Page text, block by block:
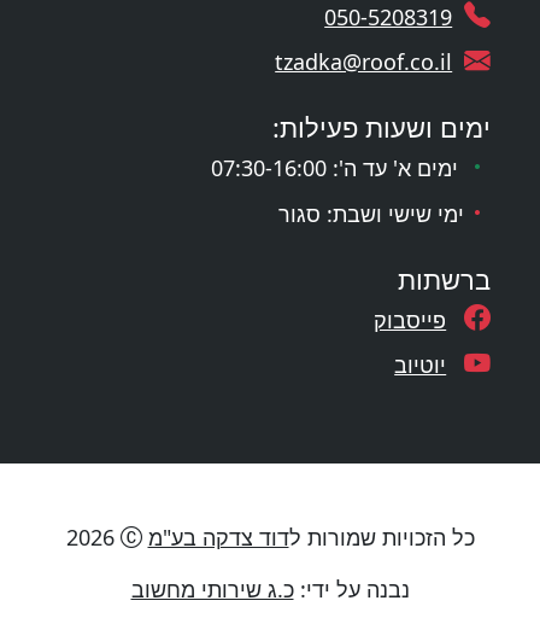
050-5208319
tzadka@roof.co.il
ימים ושעות פעילות:
ימים א' עד ה': 07:30-16:00
ימי שישי ושבת: סגור
ברשתות
פייסבוק
יוטיוב
כל הזכויות שמורות לדוד צדקה בע"מ
2026
נבנה על ידי:כ.ג שירותי מחשוב